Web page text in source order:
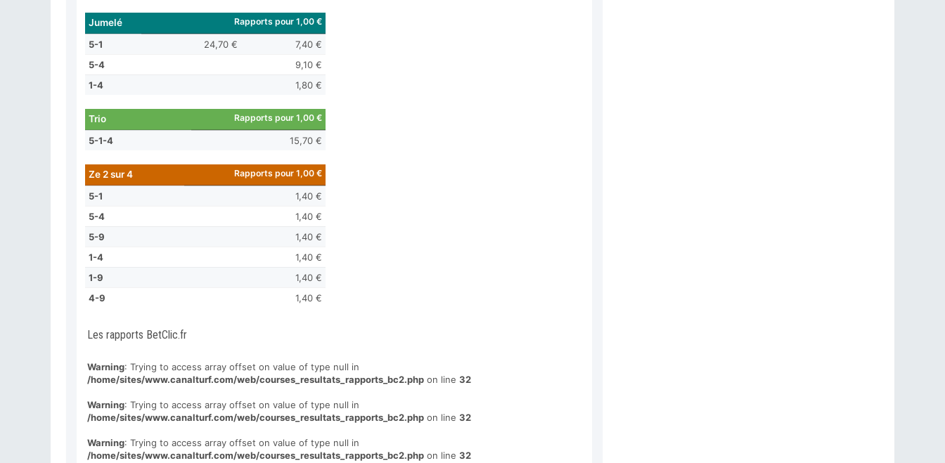
Jumelé Rapports pour 1,00 €
5-1 24,70 €
7,40 €
5-4
9,10 €
1-4
1,80 €
Trio Rapports pour 1,00 €
5-1-4 15,70 €
Ze 2 sur 4 Rapports pour 1,00 €
5-1
1,40 €
5-4
1,40 €
5-9
1,40 €
1-4
1,40 €
1-9
1,40 €
4-9
1,40 €
Les rapports BetClic.fr
Warning: Trying to access array offset on value of type null in
/home/sites/www.canalturf.com/web/courses_resultats_rapports_bc2.php on line 32
Warning: Trying to access array offset on value of type null in
/home/sites/www.canalturf.com/web/courses_resultats_rapports_bc2.php on line 32
Warning: Trying to access array offset on value of type null in
/home/sites/www.canalturf.com/web/courses_resultats_rapports_bc2.php on line 32